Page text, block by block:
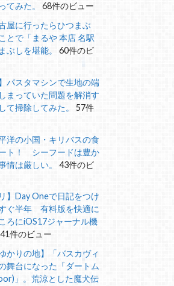
てみた。
68件のビュー
屋に行ったらひつまぶ
とで「まるや 本店 名駅
ぶしを堪能。
60件のビ
パスタマシンで生地の端
まっていた問題を解消す
て掃除してみた。
57件
洋の小国・キリバスの食
ト！ シーフードは豊か
情は厳しい。
43件のビ
】Day Oneで日記をつけ
ぐ半年 有料版を快適に
ろにiOS17ジャーナル機
41件のビュー
かりの地】「バスカヴィ
舞台になった「ダートム
」。荒涼とした魔犬伝